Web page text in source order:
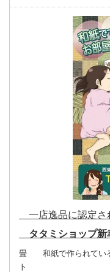
一店逸品に認定さ
タタミショップ新
畳 和紙で作られてい
ト